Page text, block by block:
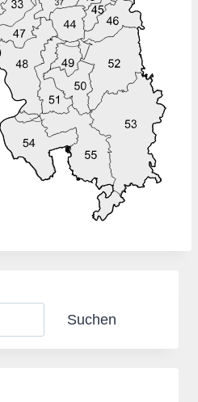
Suchen